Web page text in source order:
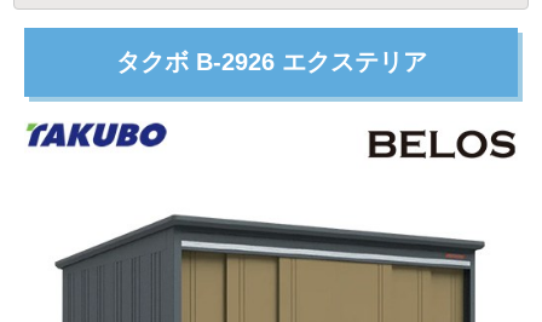
タクボ B-2926 エクステリア